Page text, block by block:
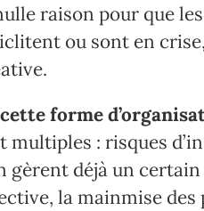
raison pour que
ou sont en
forme
multiples : risques
gèrent déjà un
la mainmise des